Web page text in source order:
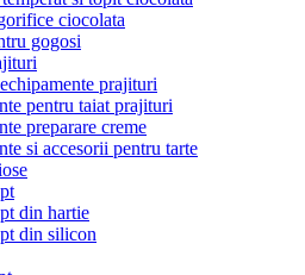
ciocolata
gogosi
prajituri
pentru taiat prajituri
preparare creme
si accesorii pentru tarte
din hartie
din silicon